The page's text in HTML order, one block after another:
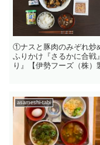
①ナスと豚肉のみぞれ炒
ふりかけ『さるかに合
り』【伊勢フーズ（株
asameshi-tabi